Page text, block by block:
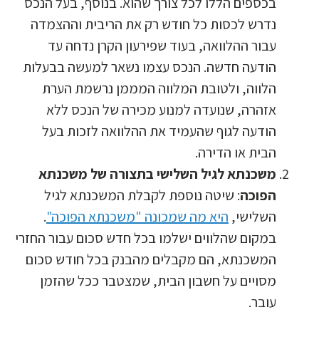
נדרש לכסות כל חודש רק את הריבית וההצמדה
עבור ההלוואה, בעוד שפירעון הקרן נדחה עד
הודעה חדשה. הנכס עצמו נשאר למעשה בבעלות
הלווה, ולטובת המלווה המממן נרשמת הערת
אזהרה, שנועדה למנוע מכירה של הנכס ללא
הודעה לגוף שהעמיד את ההלוואה לזכות בעל
הבית או הדירה.
משכנתא לגיל השלישי בתצורה של משכנתא
הפוכה: שיטה נוספת לקבלת המשכנתא לגיל
השלישי,היא מה שמכונה "משכנתא הפוכה".
במקום שהלווים ישלמו בכל חדש סכום עבור החזרי
המשכנתא, הם מקבלים מהבנק בכל חודש סכום
מסויים על חשבון הבית, שמצטבר ככל שהזמן
עובר.